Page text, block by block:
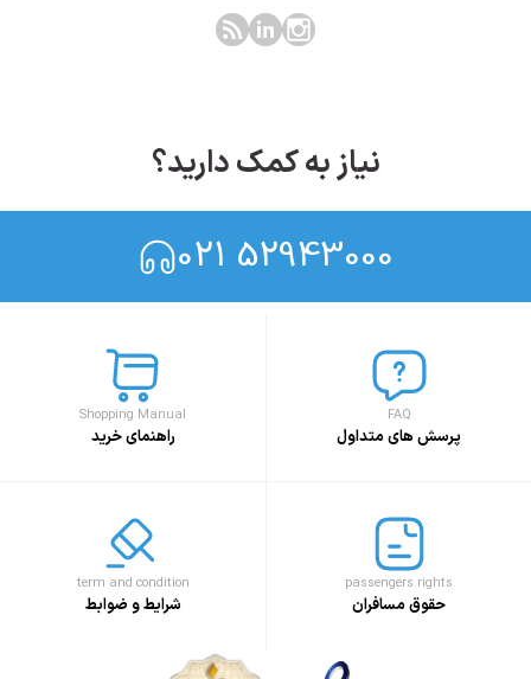
نیاز به کمک دارید؟
021 52943000
FAQ
پرسش های متداول
Shopping Manual
راهنمای خرید
passengers rights
حقوق مسافران
term and condition
شرایط و ضوابط